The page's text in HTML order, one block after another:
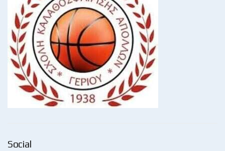
Social